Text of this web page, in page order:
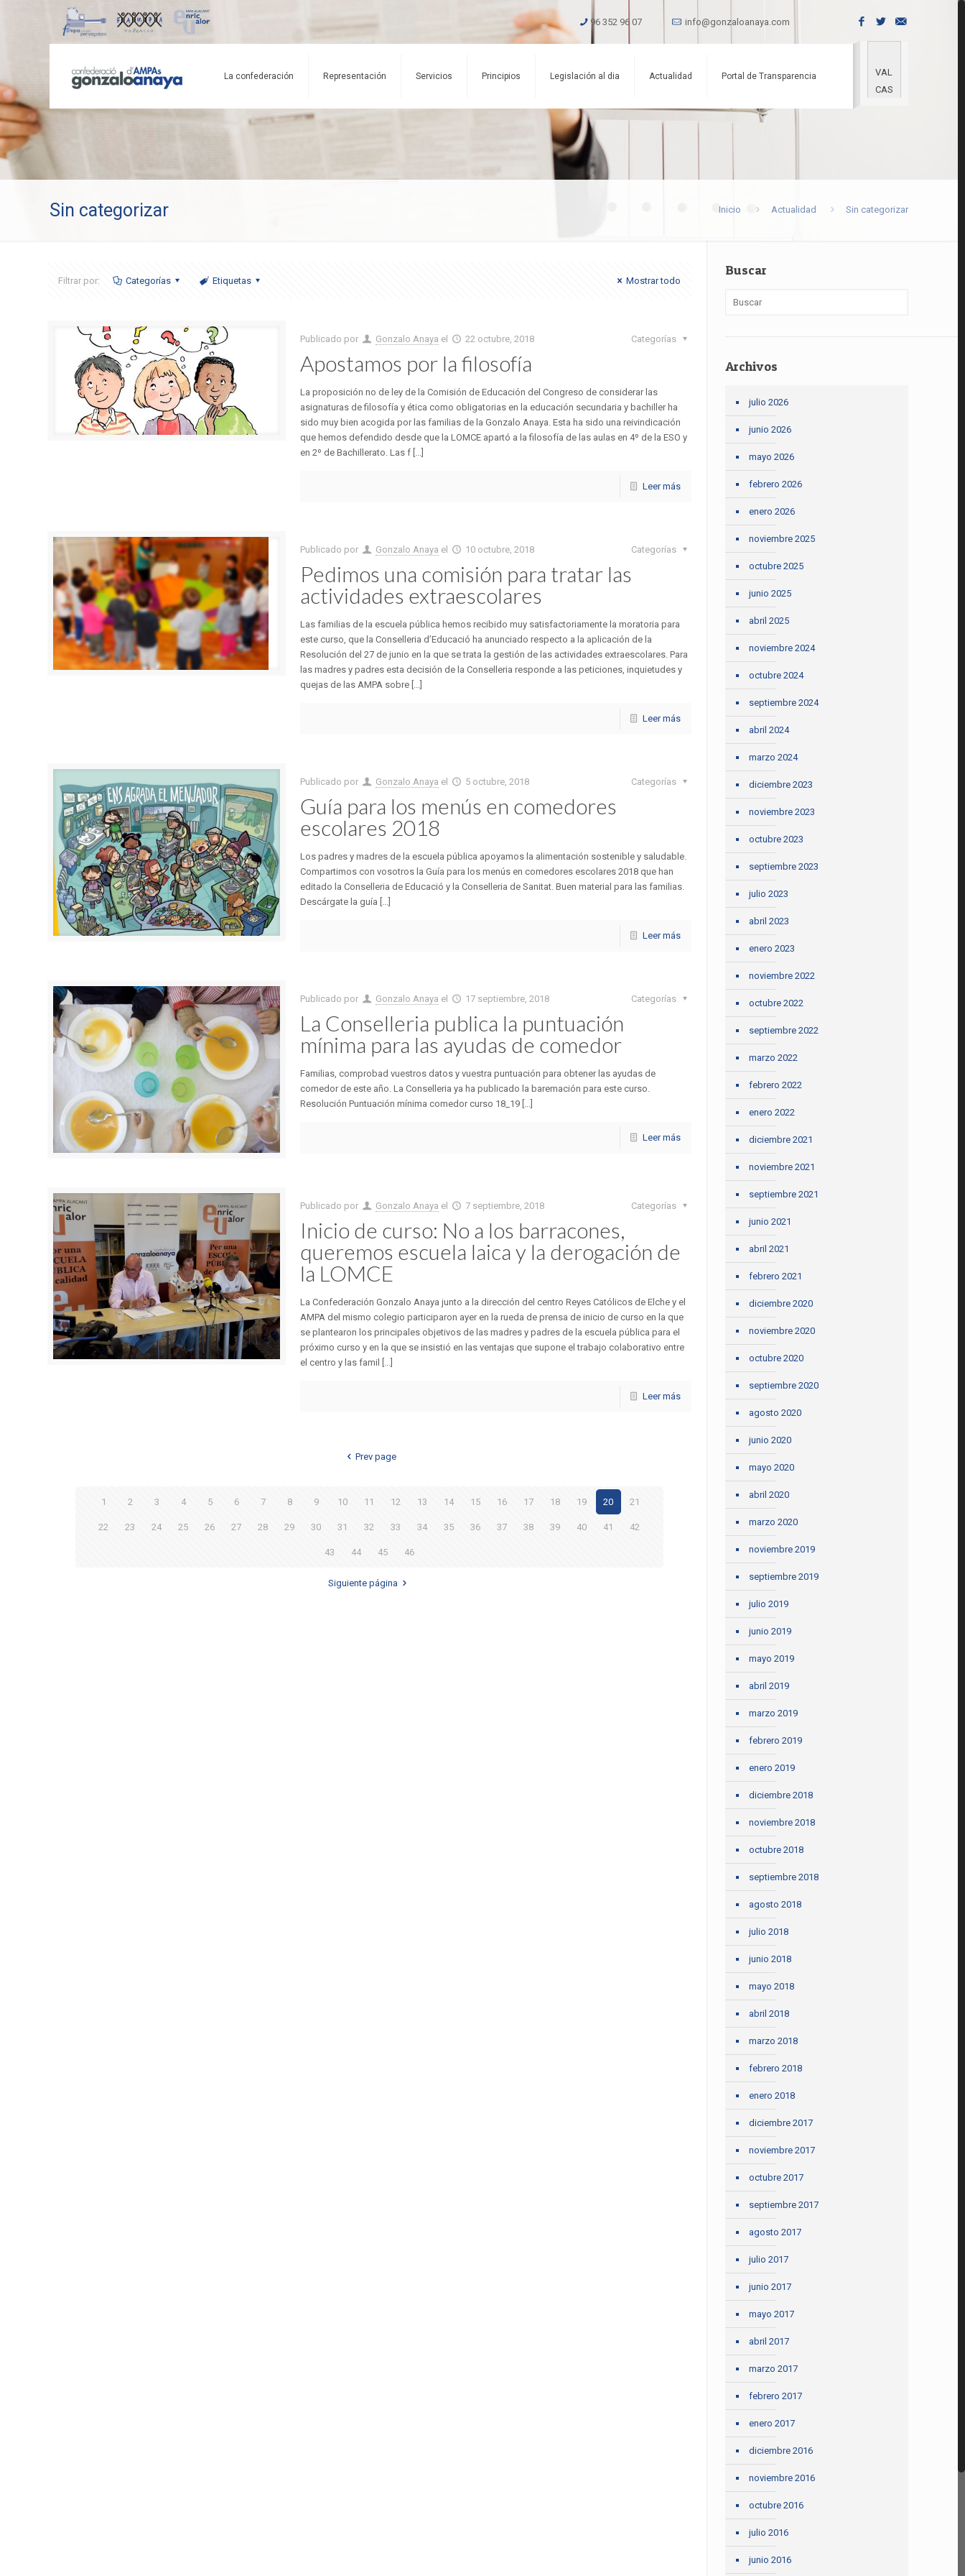
96 352 96 07 info@gonzaloanaya.com
La confederación Representación Servicios Principios Legislación al dia Actualidad Portal de Transparencia
VAL
CAS
Sin categorizar Inicio Actualidad Sin categorizar
Filtrar por: Categorías Etiquetas Mostrar todo
Publicado por Gonzalo Anaya el 22 octubre, 2018 Categorías
Apostamos por la filosofía
La proposición no de ley de la Comisión de Educación del Congreso de considerar las
asignaturas de filosofía y ética como obligatorias en la educación secundaria y bachiller ha
sido muy bien acogida por las familias de la Gonzalo Anaya. Esta ha sido una reivindicación
que hemos defendido desde que la LOMCE apartó a la filosofía de las aulas en 4º de la ESO y
en 2º de Bachillerato. Las f [...]
Leer más
Publicado por Gonzalo Anaya el 10 octubre, 2018 Categorías
Pedimos una comisión para tratar las
actividades extraescolares
Las familias de la escuela pública hemos recibido muy satisfactoriamente la moratoria para
este curso, que la Conselleria d’Educació ha anunciado respecto a la aplicación de la
Resolución del 27 de junio en la que se trata la gestión de las actividades extraescolares. Para
las madres y padres esta decisión de la Conselleria responde a las peticiones, inquietudes y
quejas de las AMPA sobre [...]
Leer más
Publicado por Gonzalo Anaya el 5 octubre, 2018 Categorías
Guía para los menús en comedores
escolares 2018
Los padres y madres de la escuela pública apoyamos la alimentación sostenible y saludable.
Compartimos con vosotros la Guía para los menús en comedores escolares 2018 que han
editado la Conselleria de Educació y la Conselleria de Sanitat. Buen material para las familias.
Descárgate la guía [...]
Leer más
Publicado por Gonzalo Anaya el 17 septiembre, 2018 Categorías
La Conselleria publica la puntuación
mínima para las ayudas de comedor
Familias, comprobad vuestros datos y vuestra puntuación para obtener las ayudas de
comedor de este año. La Conselleria ya ha publicado la baremación para este curso.
Resolución Puntuación mínima comedor curso 18_19 [...]
Leer más
Publicado por Gonzalo Anaya el 7 septiembre, 2018 Categorías
Inicio de curso: No a los barracones,
queremos escuela laica y la derogación de
la LOMCE
La Confederación Gonzalo Anaya junto a la dirección del centro Reyes Católicos de Elche y el
AMPA del mismo colegio participaron ayer en la rueda de prensa de inicio de curso en la que
se plantearon los principales objetivos de las madres y padres de la escuela pública para el
próximo curso y en la que se insistió en las ventajas que supone el trabajo colaborativo entre
el centro y las famil [...]
Leer más
Prev page
1 2 3 4 5 6 7 8 9 10 11 12 13 14 15 16 17 18 19 20 21
22 23 24 25 26 27 28 29 30 31 32 33 34 35 36 37 38 39 40 41 42
43 44 45 46
Siguiente página
Buscar
Archivos
julio 2026
junio 2026
mayo 2026
febrero 2026
enero 2026
noviembre 2025
octubre 2025
junio 2025
abril 2025
noviembre 2024
octubre 2024
septiembre 2024
abril 2024
marzo 2024
diciembre 2023
noviembre 2023
octubre 2023
septiembre 2023
julio 2023
abril 2023
enero 2023
noviembre 2022
octubre 2022
septiembre 2022
marzo 2022
febrero 2022
enero 2022
diciembre 2021
noviembre 2021
septiembre 2021
junio 2021
abril 2021
febrero 2021
diciembre 2020
noviembre 2020
octubre 2020
septiembre 2020
agosto 2020
junio 2020
mayo 2020
abril 2020
marzo 2020
noviembre 2019
septiembre 2019
julio 2019
junio 2019
mayo 2019
abril 2019
marzo 2019
febrero 2019
enero 2019
diciembre 2018
noviembre 2018
octubre 2018
septiembre 2018
agosto 2018
julio 2018
junio 2018
mayo 2018
abril 2018
marzo 2018
febrero 2018
enero 2018
diciembre 2017
noviembre 2017
octubre 2017
septiembre 2017
agosto 2017
julio 2017
junio 2017
mayo 2017
abril 2017
marzo 2017
febrero 2017
enero 2017
diciembre 2016
noviembre 2016
octubre 2016
julio 2016
junio 2016